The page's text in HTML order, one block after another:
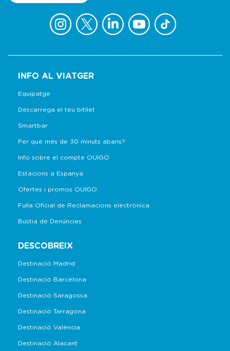
INFO AL VIATGER
Equipatge
Descarrega el teu bitllet
Smartbar
Per què més de 30 minuts abans?
Info sobre el compte OUIGO
Estacions a Espanya
Ofertes i promos OUIGO
Fulla Oficial de Reclamacions electrònica
Bústia de Denúncies
DESCOBREIX
Destinació Madrid
Destinació Barcelona
Destinació Saragossa
Destinació Tarragona
Destinació València
Destinació Alacant